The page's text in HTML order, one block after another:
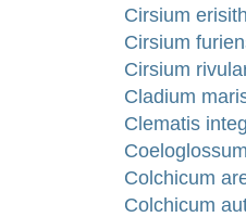
Cirsium
Cirsium
Cirsium
Cladium
Clematis
Colchicum
Colchicum